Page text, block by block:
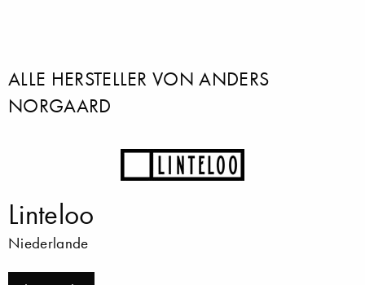
ALLE HERSTELLER VON ANDERS
NORGAARD
Linteloo
Niederlande